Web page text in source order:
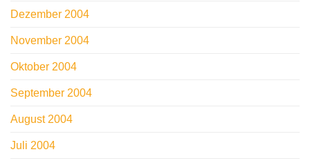
Dezember 2004
November 2004
Oktober 2004
September 2004
August 2004
Juli 2004